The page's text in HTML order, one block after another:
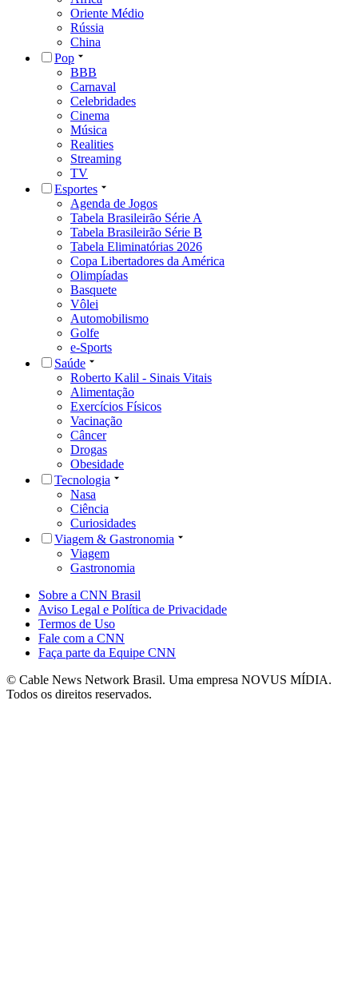
Oriente Médio
Rússia
China
Pop
BBB
Carnaval
Celebridades
Cinema
Música
Realities
Streaming
TV
Esportes
Agenda de Jogos
Tabela Brasileirão Série A
Tabela Brasileirão Série B
Tabela Eliminatórias 2026
Copa Libertadores da América
Olimpíadas
Basquete
Vôlei
Automobilismo
Golfe
e-Sports
Saúde
Roberto Kalil - Sinais Vitais
Alimentação
Exercícios Físicos
Vacinação
Câncer
Drogas
Obesidade
Tecnologia
Nasa
Ciência
Curiosidades
Viagem & Gastronomia
Viagem
Gastronomia
Sobre a CNN Brasil
Aviso Legal e Política de Privacidade
Termos de Uso
Fale com a CNN
Faça parte da Equipe CNN
© Cable News Network Brasil. Uma empresa NOVUS MÍDIA.
Todos os direitos reservados.